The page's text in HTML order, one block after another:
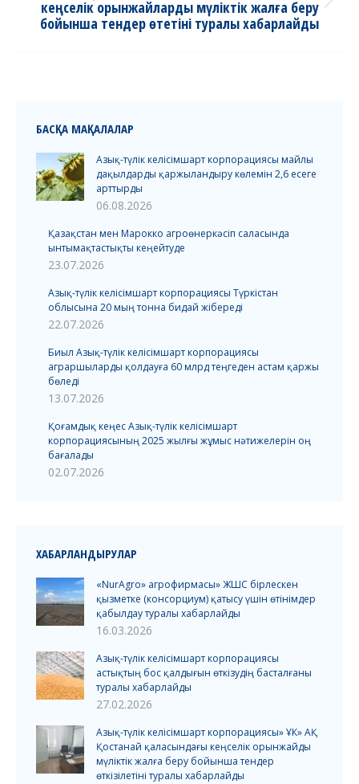
Next
post:
кеңселік орынжайларды мүліктік жалға беру
бойынша тендер өтетіні туралы хабарлайды
БАСҚА МАҚАЛАЛАР
Азық-түлік келісімшарт корпорациясы майлы
дақылдарды қаржыландыру көлемін 2,6 есеге
арттырды
06.08.2026
Қазақстан мен Марокко агроөнеркәсіп саласында
ынтымақтастықты кеңейтуде
23.07.2026
Азық-түлік келісімшарт корпорациясы Түркістан
облысына 20 мың тонна бидай жібереді
22.07.2026
Биыл Азық-түлік келісімшарт корпорациясы
аграршыларды қолдауға 60 млрд теңгеден астам қаржы
бөледі
13.07.2026
Қоғамдық кеңес Азық-түлік келісімшарт
корпорациясының 2025 жылғы жұмыс нәтижелерін оң
бағалады
02.07.2026
ХАБАРЛАНДЫРУЛАР
«NurAgro» агрофирмасы» ЖШС бірлескен
қызметке (консорциум) қатысу үшін өтінімдер
қабылдау туралы хабарлайды
16.03.2026
Азық-түлік келісімшарт корпорациясы
астықтың бос қалдығын өткізудің басталғаны
туралы хабарлайды
27.02.2026
Азық-түлік келісімшарт корпорациясы» ҰК» АҚ
Қостанай қаласындағы кеңселік орынжайды
мүліктік жалға беру бойынша тендер
өткізілетіні туралы хабарлайды